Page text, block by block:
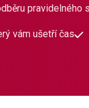
pravidelného
vám ušetří čas